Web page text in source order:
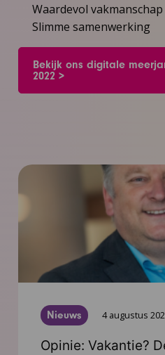
Waardevol vakmanschap
Slimme samenwerking
Bekijk ons digitale
2022 >
Nieuws 4 augustus
Opinie: Vakantie?